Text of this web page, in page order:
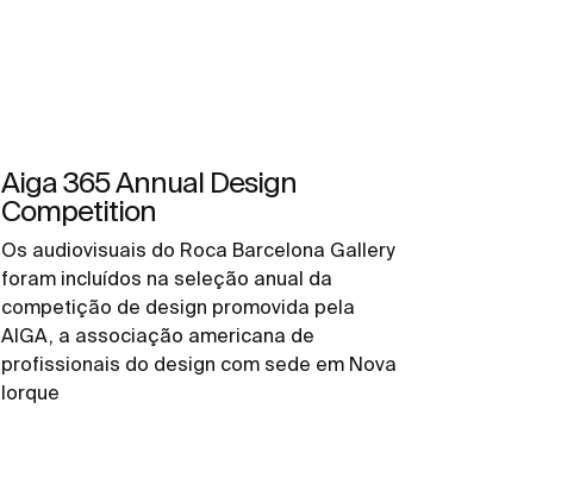
Aiga 365 Annual Design
Competition
Os audiovisuais do Roca Barcelona Gallery
foram incluídos na seleção anual da
competição de design promovida pela
AIGA, a associação americana de
profissionais do design com sede em Nova
Iorque